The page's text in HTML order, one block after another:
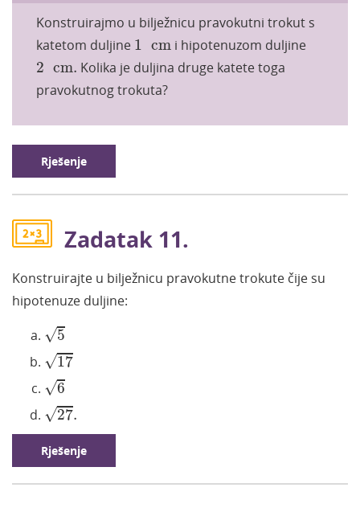
Konstruirajmo u bilježnicu pravokutni trokut s
katetom duljine 1 cm
1 cm i hipotenuzom duljine
2 cm.
2 cm. Kolika je duljina druge katete toga
pravokutnog trokuta?
Rješenje
Zadatak 11.
Konstruirajte u bilježnicu pravokutne trokute čije su
hipotenuze duljine:
√5
√17
17
√6
√27.
27.
Rješenje